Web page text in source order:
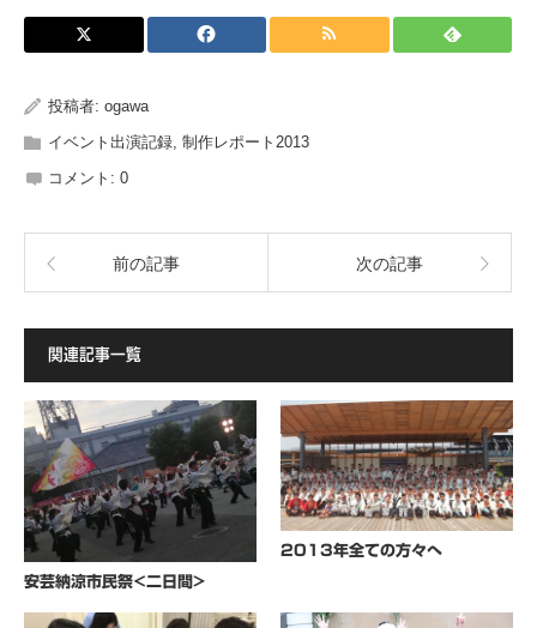
投稿者: ogawa
イベント出演記録, 制作レポート2013
コメント: 0
前の記事 次の記事
関連記事一覧
安芸納涼市民祭<二日間>
2013年全ての方々へ